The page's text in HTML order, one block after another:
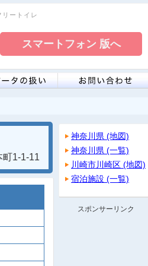
ートイレ
1-1-11
神奈川県 (地図)
神奈川県 (一覧)
川崎市川崎区 (地図)
宿泊施設 (一覧)
スポンサーリンク